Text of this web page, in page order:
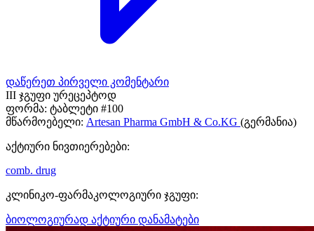
დაწერეთ პირველი კომენტარი
III ჯგუფი ურეცეპტოდ
ფორმა: ტაბლეტი #100
მწარმოებელი: Artesan Pharma GmbH & Co.KG (გერმანია)
აქტიური ნივთიერებები:
comb. drug
კლინიკო-ფარმაკოლოგიური ჯგუფი:
ბიოლოგიურად აქტიური დანამატები